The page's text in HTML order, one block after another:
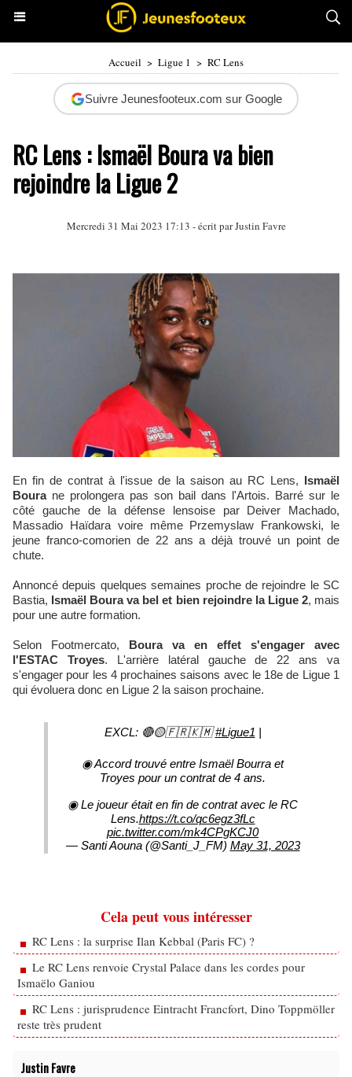
Accueil > Ligue 1 > RC Lens
Suivre Jeunesfooteux.com sur Google
RC Lens : Ismaël Boura va bien
rejoindre la Ligue 2
Mercredi 31 Mai 2023 17:13 - écrit parJustin Favre
En fin de contrat à l'issue de la saison au RC Lens, Ismaël
Bourane prolongera pas son bail dans l'Artois. Barré sur le
côté gauche de la défense lensoise par Deiver Machado,
Massadio Haïdara voire même Przemyslaw Frankowski, le
jeune franco-comorien de 22 ans a déjà trouvé un point de
chute.
Annoncé depuis quelques semaines proche de rejoindre le SC
Bastia, Ismaël Boura va bel et bien rejoindre la Ligue 2, mais
pour une autre formation.
Selon Footmercato, Boura va en effet s'engager avec
l'ESTAC Troyes. L'arrière latéral gauche de 22 ans va
s'engager pour les 4 prochaines saisons avec le 18e de Ligue 1
qui évoluera donc en Ligue 2 la saison prochaine.
EXCL: 🔴🟡🇫🇷🇰🇲#Ligue1 |
◉ Accord trouvé entre Ismaël Bourra et
Troyes pour un contrat de 4 ans.
◉ Le joueur était en fin de contrat avec le RC
Lens.https://t.co/qc6egz3fLc
pic.twitter.com/mk4CPgKCJ0
— Santi Aouna (@Santi_J_FM) May 31, 2023
Cela peut vous intéresser
RC Lens : la surprise Ilan Kebbal (Paris FC) ?
Le RC Lens renvoie Crystal Palace dans les cordes pour
Ismaëlo Ganiou
RC Lens : jurisprudence Eintracht Francfort, Dino Toppmöller
reste très prudent
Justin Favre